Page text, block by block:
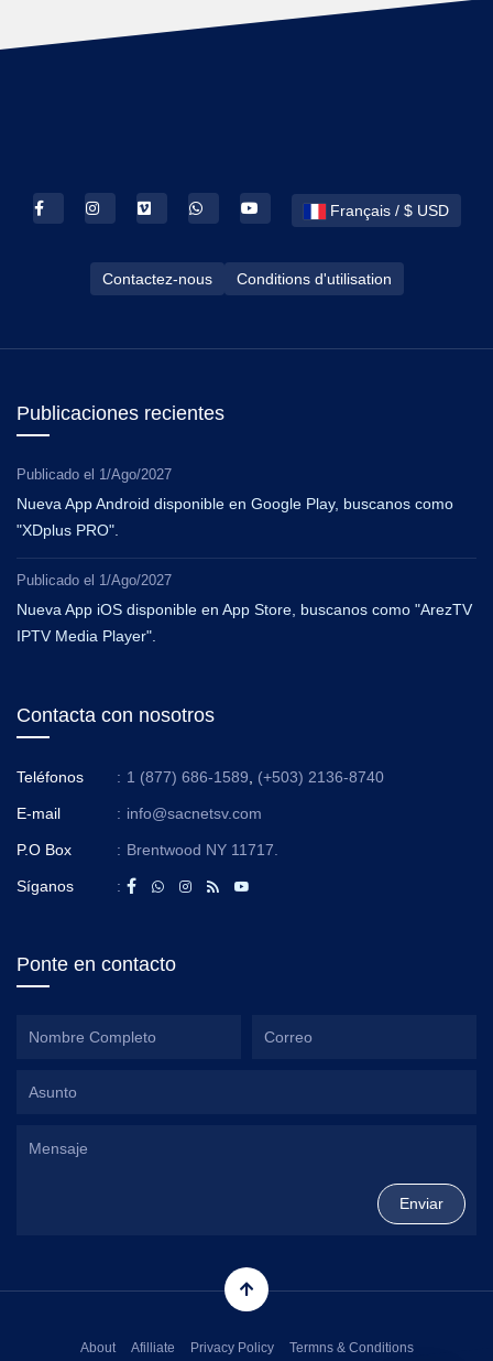
Français / $ USD
Contactez-nous Conditions d'utilisation
Publicaciones recientes
Publicado el 1/Ago/2027
Nueva App Android disponible en Google Play, buscanos como
"XDplus PRO".
Publicado el 1/Ago/2027
Nueva App iOS disponible en App Store, buscanos como "ArezTV
IPTV Media Player".
Contacta con nosotros
Teléfonos : 1 (877) 686-1589 (+503) 2136-8740
E-mail : info@sacnetsv.com
P.O Box : Brentwood NY 11717.
Síganos :
Ponte en contacto
About Afilliate Privacy Policy Termns & Conditions